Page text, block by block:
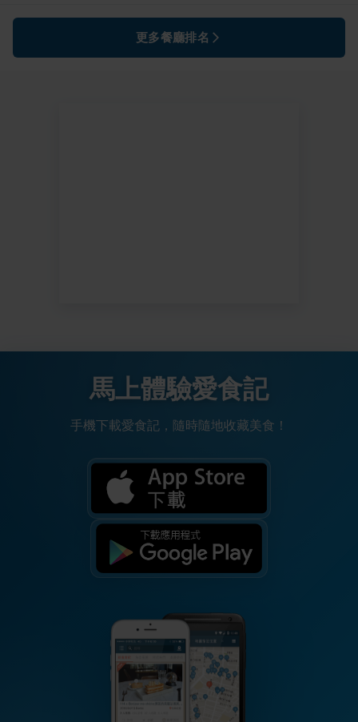
更多餐廳排名
馬上體驗愛食記
手機下載愛食記，隨時隨地收藏美食！